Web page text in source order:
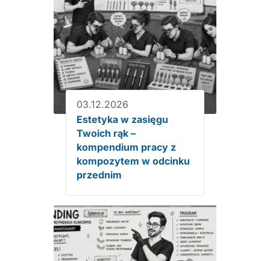
03.12.2026
Estetyka w zasięgu
Twoich rąk –
kompendium pracy z
kompozytem w odcinku
przednim